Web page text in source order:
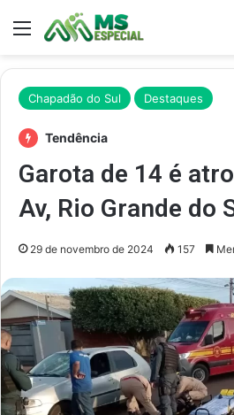
Menu
Chapadão do Sul Destaques
Tendência
Garota de 14 é
Av, Rio Grande do
29 de novembro de 2024 157